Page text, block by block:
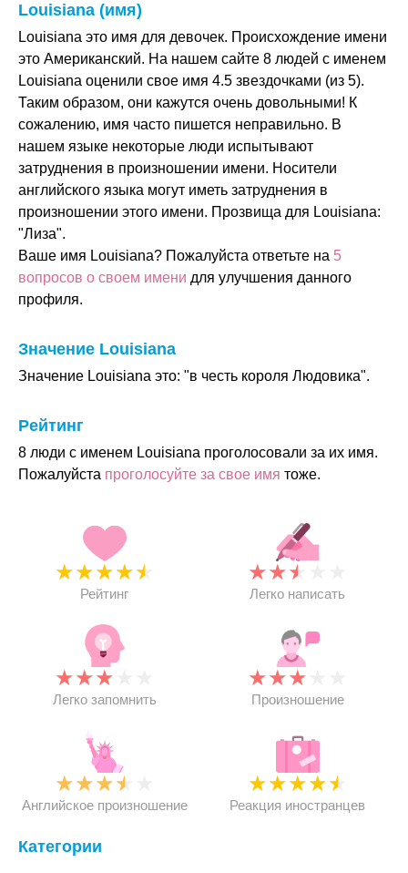
Louisiana (имя)
Louisiana это имя для девочек. Происхождение имени
это Американский. На нашем сайте 8 людей с именем
Louisiana оценили свое имя 4.5 звездочками (из 5).
Таким образом, они кажутся очень довольными! К
сожалению, имя часто пишется неправильно. В
нашем языке некоторые люди испытывают
затруднения в произношении имени. Носители
английского языка могут иметь затруднения в
произношении этого имени. Прозвища для Louisiana:
"Лиза".
Ваше имя Louisiana? Пожалуйста ответьте на 5
вопросов о своем имени для улучшения данного
профиля.
Значение Louisiana
Значение Louisiana это: "в честь короля Людовика".
Рейтинг
8 люди с именем Louisiana проголосовали за их имя.
Пожалуйста проголосуйте за свое имя тоже.
★★★★★
Рейтинг
★★★
Легко написать
★★★
Легко запомнить
★★★
Произношение
★★★★
Английское произношение
★★★★★
Реакция иностранцев
Категории